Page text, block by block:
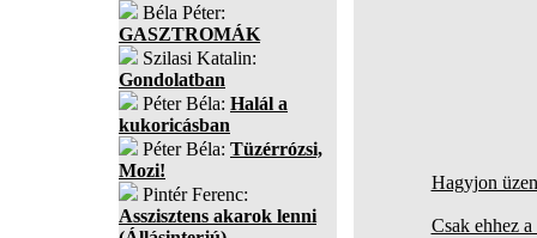
Béla Péter:
GASZTROMÁK
Szilasi Katalin:
Gondolatban
Péter Béla: Halál a
kukoricásban
Péter Béla: Tüzérrózsi,
Mozi!
Pintér Ferenc:
Asszisztens akarok lenni
Hagyjon
Csak ehhez